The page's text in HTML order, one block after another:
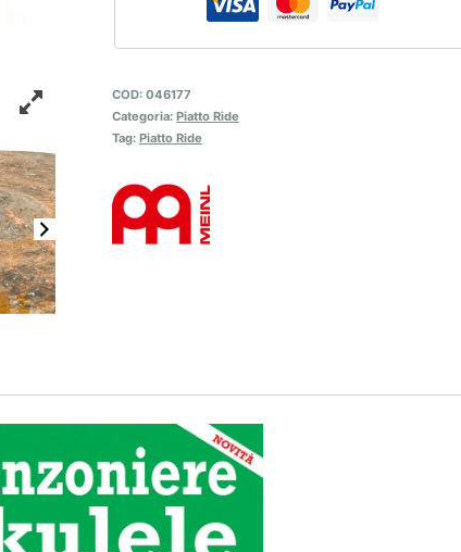
COD: 046177
Categoria: Piatto Ride
Tag: Piatto Ride